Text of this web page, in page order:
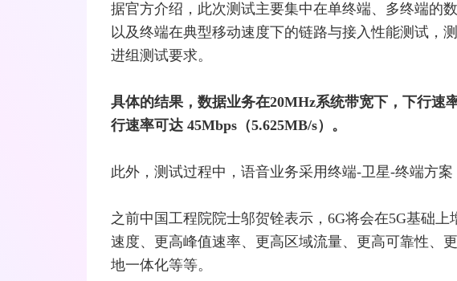
据官方介绍，此次测试主要集中在单终端、多终端的
以及终端在典型移动速度下的链路与接入性能测试，
进组测试要求。
具体的结果，数据业务在20MHz系统带宽下，下行速
行速率可达 45Mbps（5.625MB/s）。
此外，测试过程中，语音业务采用终端-卫星-终端方案
之前中国工程院院士邬贺铨表示，6G将会在5G基础上
速度、更高峰值速率、更高区域流量、更高可靠性、
地一体化等等。